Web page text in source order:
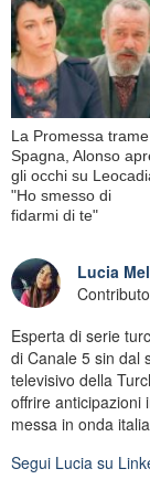
La Promessa trame
Spagna, Alonso
gli occhi su
"Ho smesso di
fidarmi di te"
Lucia
Esperta di serie
di Canale 5 sin dal
televisivo della
offrire anticipazioni
messa in onda
Segui Lucia su